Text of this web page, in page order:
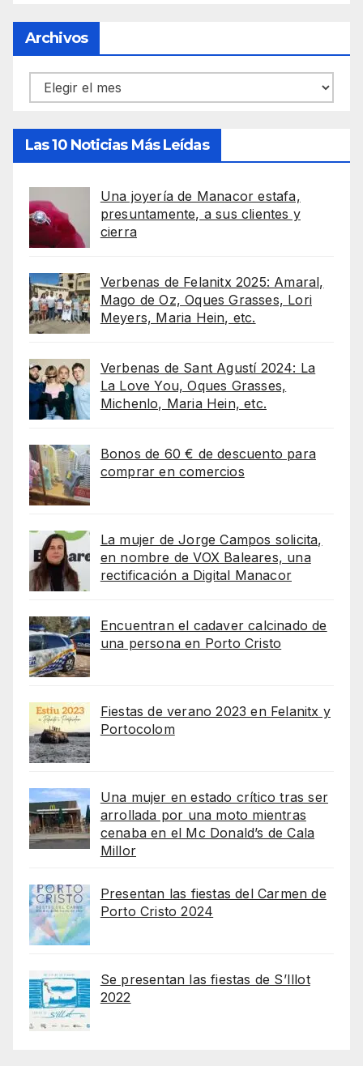
Archivos
Archivos
Las 10 Noticias Más Leídas
Una joyería de Manacor estafa,
presuntamente, a sus clientes y
cierra
Verbenas de Felanitx 2025: Amaral,
Mago de Oz, Oques Grasses, Lori
Meyers, Maria Hein, etc.
Verbenas de Sant Agustí 2024: La
La Love You, Oques Grasses,
Michenlo, Maria Hein, etc.
Bonos de 60 € de descuento para
comprar en comercios
La mujer de Jorge Campos solicita,
en nombre de VOX Baleares, una
rectificación a Digital Manacor
Encuentran el cadaver calcinado de
una persona en Porto Cristo
Fiestas de verano 2023 en Felanitx y
Portocolom
Una mujer en estado crítico tras ser
arrollada por una moto mientras
cenaba en el Mc Donald’s de Cala
Millor
Presentan las fiestas del Carmen de
Porto Cristo 2024
Se presentan las fiestas de S’Illot
2022